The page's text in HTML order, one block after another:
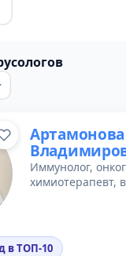
Иммунолог,
химиотерапевт,
в ТОП-10